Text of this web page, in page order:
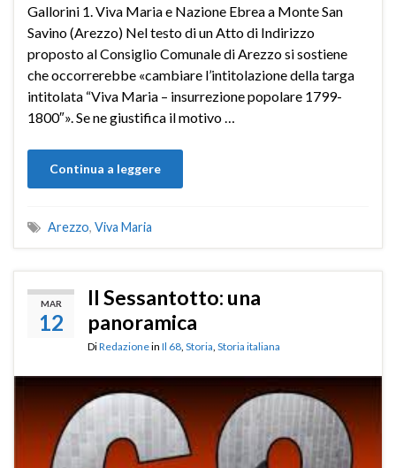
Gallorini 1. Viva Maria e Nazione Ebrea a Monte San
Savino (Arezzo) Nel testo di un Atto di Indirizzo
proposto al Consiglio Comunale di Arezzo si sostiene
che occorrerebbe «cambiare l’intitolazione della targa
intitolata “Viva Maria – insurrezione popolare 1799-
1800″». Se ne giustifica il motivo …
Continua a leggere
Arezzo, Viva Maria
MAR
12
Il Sessantotto: una
panoramica
DiRedazionein Il 68, Storia, Storia italiana